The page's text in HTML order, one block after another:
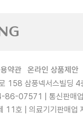
약관
온라인 상품제안
158 삼풍넥서스빌딩
86-07571 | 통신판매
11호 | 의료기기판매